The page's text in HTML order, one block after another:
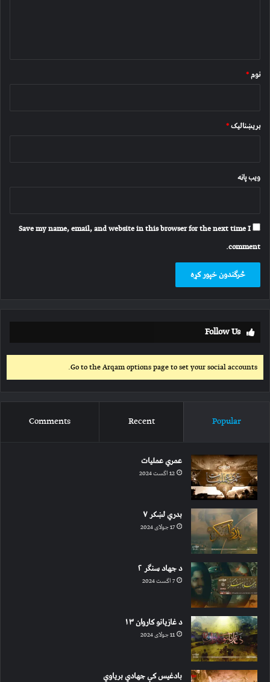
*
نوم*
بریښنالیک*
ویب پاڼه
Save my name, email, and website in this browser for the next time I
comment.
Follow Us
Go to the Arqam options page to set your social accounts.
Popular
Recent
Comments
عمري عملیات
12 اگست 2024
بدري لښکر ۷
17 جولای 2024
د جهاد سنګر ۲
7 اگست 2024
د غازیانو کاروان ۱۳
11 جولای 2024
بادغیس کې جهادي بریاوي